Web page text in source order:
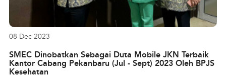
08 Dec 2023
SMEC Dinobatkan Sebagai Duta Mobile JKN Terbaik
Kantor Cabang Pekanbaru (Jul - Sept) 2023 Oleh BPJS
Kesehatan